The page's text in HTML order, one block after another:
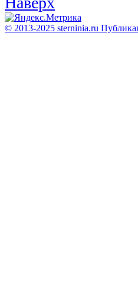
© 2013-2025 sterninia.ru